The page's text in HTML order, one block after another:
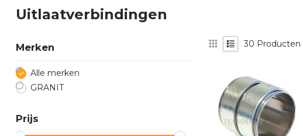
Uitlaatverbindingen
Merken
Alle merken
GRANIT
Prijs
30 Producten